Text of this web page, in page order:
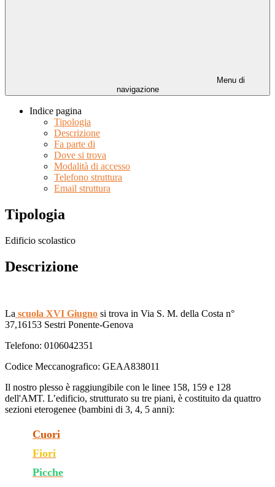
Menu di
navigazione
Indice pagina
Tipologia
Descrizione
Fa parte di
Dove si trova
Modalità di accesso
Telefono struttura
Email struttura
Tipologia
Edificio scolastico
Descrizione
La scuola XVI Giugno si trova in Via S. M. della Costa n°
37,16153 Sestri Ponente-Genova
Telefono: 0106042351
Codice Meccanografico: GEAA838011
Il nostro plesso è raggiungibile con le linee 158, 159 e 128
dell'AMT. L’edificio, strutturato su tre piani, è costituito da quattro
sezioni eterogenee (bambini di 3, 4, 5 anni):
Cuori
Fiori
Picche